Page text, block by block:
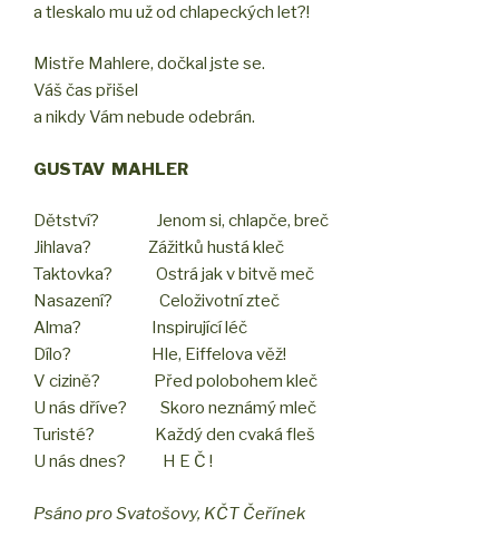
a tleskalo mu už od chlapeckých let?!
Mistře Mahlere, dočkal jste se.
Váš čas přišel
a nikdy Vám nebude odebrán.
GUSTAV MAHLER
Dětství? Jenom si, chlapče, breč
Jihlava? Zážitků hustá kleč
Taktovka? Ostrá jak v bitvě meč
Nasazení? Celoživotní zteč
Alma? Inspirující léč
Dílo? Hle, Eiffelova věž!
V cizině? Před polobohem kleč
U nás dříve? Skoro neznámý mleč
Turisté? Každý den cvaká fleš
U nás dnes? H E Č !
Psáno pro Svatošovy, KČT Čeřínek